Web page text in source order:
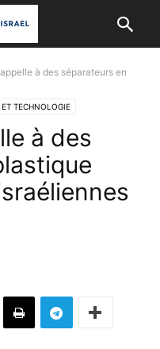
à des séparateurs en
TECHNOLOGIE
à des